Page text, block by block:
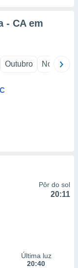
- CA em
Outubro Novembro
Pôr do sol
20:11
Última luz
20:40